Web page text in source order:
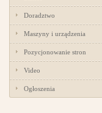
Doradztwo
Maszyny i urządzenia
Pozycjonowanie stron
Video
Ogłoszenia